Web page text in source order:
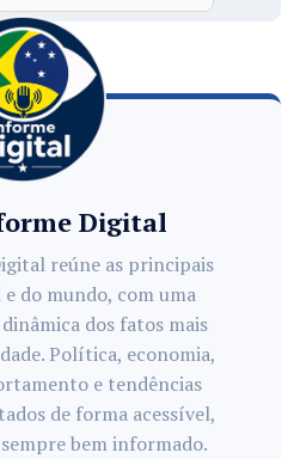
Digital
reúne as principais
do mundo, com uma
dos fatos mais
Política, economia,
e tendências
de forma acessível,
bem informado.